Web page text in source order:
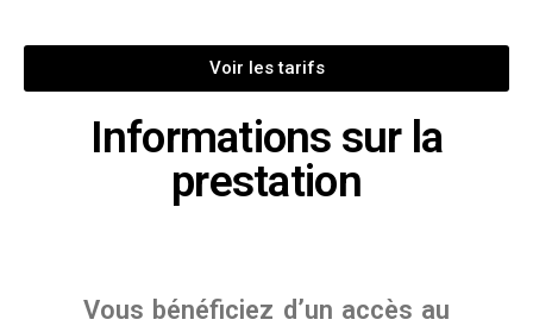
Voir les tarifs
Informations sur la
prestation
Vous bénéficiez d’un accès au